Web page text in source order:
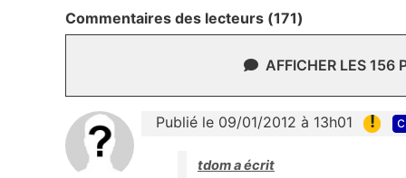
Commentaires des lecteurs (171)
AFFICHER LES 156
Publié le 09/01/2012 à 13h01 !
tdom a écrit